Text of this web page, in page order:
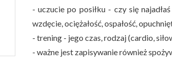
- uczucie po posiłku - czy się
wzdęcie, ociężałość, ospałość,
- trening - jego czas, rodzaj (cardio,
- ważne jest zapisywanie również